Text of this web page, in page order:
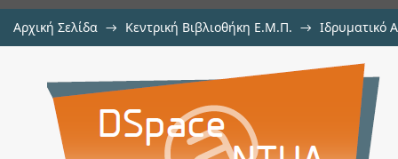
Αρχική Σελίδα → Κεντρική Βιβλιοθήκη Ε.Μ.Π. → Ιδρυματικό
Ανάπτυξη εμπειρικού
με ροή σε απόκλιση